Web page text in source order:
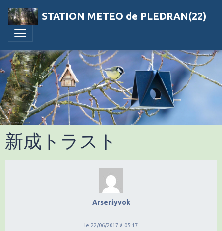
STATION METEO de PLEDRAN(22)
新成トラスト
Arseniyvok
le 22/06/2017 à 05:17